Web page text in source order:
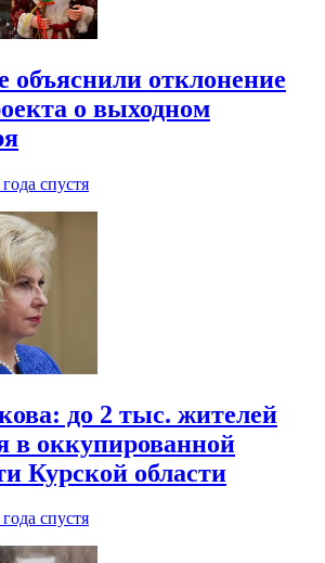
объяснили отклонение
о выходном
года спустя
до 2 тыс. жителей
в оккупированной
Курской области
спустя